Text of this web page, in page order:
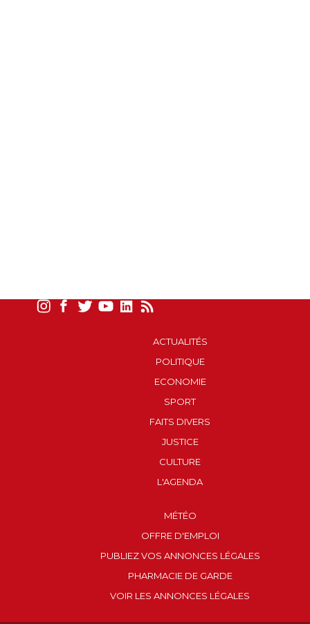
ACTUALITÉS
POLITIQUE
ECONOMIE
SPORT
FAITS DIVERS
JUSTICE
CULTURE
L'AGENDA
MÉTÉO
OFFRE D'EMPLOI
PUBLIEZ VOS ANNONCES LÉGALES
PHARMACIE DE GARDE
VOIR LES ANNONCES LÉGALES